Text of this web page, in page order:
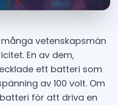
vetenskapsmän
En av dem,
ett batteri som
av 100 volt. Om
för att driva en